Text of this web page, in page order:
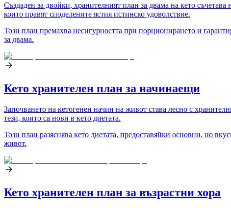
Създаден за двойки, хранителният план за двама на кето
които правят споделените ястия истинско удоволствие.
Този план премахва несигурността при порционирането и
за двама.
Кето хранителен план за начинаещи
Започването на кетогенен начин на живот става лесно с
тези, които са нови в кето диетата.
Този план разяснява кето диетата, предоставяйки основни, но
живот.
Кето хранителен план за възрастни хора